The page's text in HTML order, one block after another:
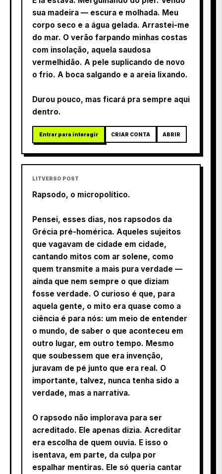
sua madeira — escura e molhada. Meu
corpo seco e a água gelada. Arrastei-me
do mar. O verão farpando minhas costas
com insolação, aquela saudosa
vermelhidão. A pele suplicando de novo
o frio. A boca salgando e a areia lixando.
Durou pouco, mas ficará pra sempre aqui
dentro.
Entrar para interagir CRIAR CONTA ABRIR
LITVERSO POST
Rapsodo, o micropolítico.
Pensei, esses dias, nos rapsodos da
Grécia pré-homérica. Aqueles sujeitos
que vagavam de cidade em cidade,
cantando mitos com ar solene, como
quem transmite a mais pura verdade —
ainda que nem sempre o que diziam
fosse verdade. O curioso é que, para
aquela gente, o mito era quase como a
ciência é para nós: um meio de entender
o mundo, de saber o que aconteceu em
outro lugar, em outro tempo. Mesmo
que soubessem que era invenção,
juravam de pé junto que era real. O
importante, talvez, nunca tenha sido a
verdade, mas a narrativa.
O rapsodo não implorava para ser
acreditado. Ele apenas dizia. Acreditar
era escolha de quem ouvia. E isso o
isentava, em parte, da culpa por
espalhar mentiras. Ele só queria cantar